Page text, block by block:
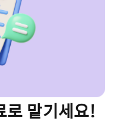
로 맡기세요!